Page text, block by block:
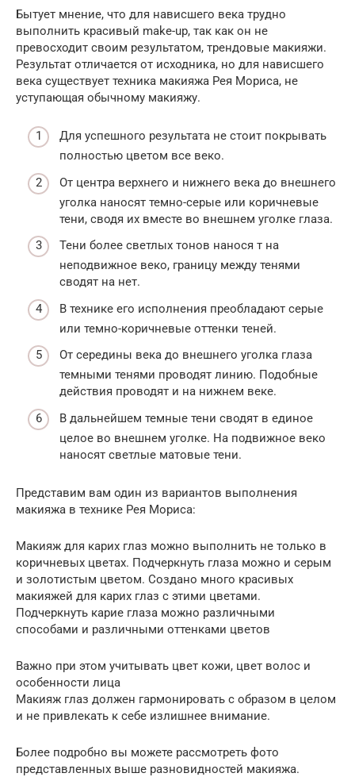
Бытует мнение, что для нависшего века трудно
выполнить красивый make-up, так как он не
превосходит своим результатом, трендовые макияжи.
Результат отличается от исходника, но для нависшего
века существует техника макияжа Рея Мориса, не
уступающая обычному макияжу.
Для успешного результата не стоит покрывать
полностью цветом все веко.
От центра верхнего и нижнего века до внешнего
уголка наносят темно-серые или коричневые
тени, сводя их вместе во внешнем уголке глаза.
Тени более светлых тонов нанося т на
неподвижное веко, границу между тенями
сводят на нет.
В технике его исполнения преобладают серые
или темно-коричневые оттенки теней.
От середины века до внешнего уголка глаза
темными тенями проводят линию. Подобные
действия проводят и на нижнем веке.
В дальнейшем темные тени сводят в единое
целое во внешнем уголке. На подвижное веко
наносят светлые матовые тени.
Представим вам один из вариантов выполнения
макияжа в технике Рея Мориса:
Макияж для карих глаз можно выполнить не только в
коричневых цветах. Подчеркнуть глаза можно и серым
и золотистым цветом. Создано много красивых
макияжей для карих глаз с этими цветами.
Подчеркнуть карие глаза можно различными
способами и различными оттенками цветов
Важно при этом учитывать цвет кожи, цвет волос и
особенности лица
Макияж глаз должен гармонировать с образом в целом
и не привлекать к себе излишнее внимание.
Более подробно вы можете рассмотреть фото
представленных выше разновидностей макияжа.